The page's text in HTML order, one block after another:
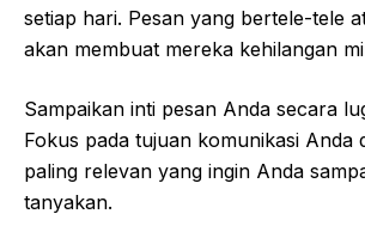
setiap hari. Pesan yang bertele-tele
akan membuat mereka kehilangan
Sampaikan inti pesan Anda secara
Fokus pada tujuan komunikasi Anda
paling relevan yang ingin Anda
tanyakan.